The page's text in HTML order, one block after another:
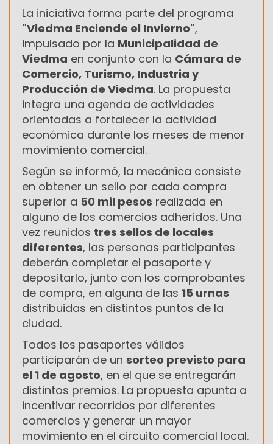
La iniciativa forma parte del programa
"Viedma Enciende el Invierno",
impulsado por la Municipalidad de
Viedma en conjunto con la Cámara de
Comercio, Turismo, Industria y
Producción de Viedma. La propuesta
integra una agenda de actividades
orientadas a fortalecer la actividad
económica durante los meses de menor
movimiento comercial.
Según se informó, la mecánica consiste
en obtener un sello por cada compra
superior a 50 mil pesos realizada en
alguno de los comercios adheridos. Una
vez reunidos tres sellos de locales
diferentes, las personas participantes
deberán completar el pasaporte y
depositarlo, junto con los comprobantes
de compra, en alguna de las 15 urnas
distribuidas en distintos puntos de la
ciudad.
Todos los pasaportes válidos
participarán de un sorteo previsto para
el 1 de agosto, en el que se entregarán
distintos premios. La propuesta apunta a
incentivar recorridos por diferentes
comercios y generar un mayor
movimiento en el circuito comercial local.